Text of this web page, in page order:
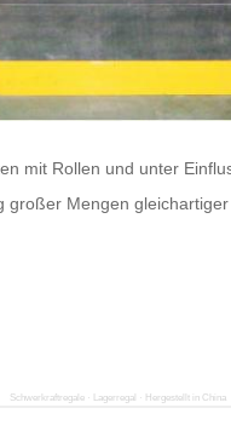
mit Rollen und unter
Mengen
Schwerkraftregale · Lagerregal · Hergestellt in China